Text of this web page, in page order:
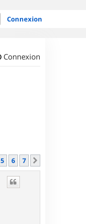
Connexion
Connexion
5 6 7